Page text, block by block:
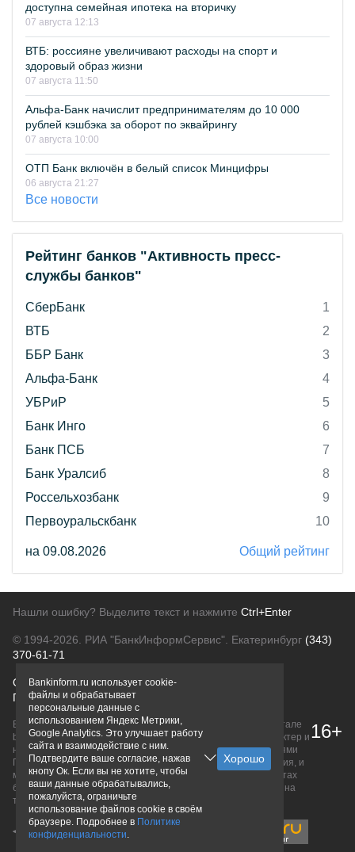
доступна семейная ипотека на вторичку
07 августа 12:13
ВТБ: россияне увеличивают расходы на спорт и
здоровый образ жизни
07 августа 11:50
Альфа-Банк начислит предпринимателям до 10 000
рублей кэшбэка за оборот по эквайрингу
07 августа 10:00
ОТП Банк включён в белый список Минцифры
06 августа 21:27
Все новости
Рейтинг банков "Активность пресс-
службы банков"
СберБанк
1
ВТБ
2
ББР Банк
3
Альфа-Банк
4
УБРиР
5
Банк Инго
6
Банк ПСБ
7
Банк Уралсиб
8
Россельхозбанк
9
Первоуральскбанк
10
на 09.08.2026 Общий рейтинг
Нашли ошибку? Выделите текст и нажмите Ctrl+Enter
© 1994-2026. РИА "БанкИнформСервис". Екатеринбург (343)
370-61-71
О проектеПолитика конфиденциальности
Правовая информацияДля рекламодателей
Вся информация о продуктах банков, размещенная на портале
bankinform.ru, носит исключительно ознакомительный характер и
не является публичной офертой, определяемой положениями
ГК РФ. Информация не содержит точного и полного описания, и
может быть изменена. Конечные условия уточняйте на сайтах
банков или при личном обращении. Исключительное право на
товарные знаки принадлежит их правообладателям.
16+
Bankinform.ru использует cookie-
файлы и обрабатывает
персональные данные с
использованием Яндекс Метрики,
Google Analytics. Это улучшает работу
сайта и взаимодействие с ним.
Подтвердите ваше согласие, нажав
кнопу Ок. Если вы не хотите, чтобы
ваши данные обрабатывались,
пожалуйста, ограничьте
использование файлов cookie в своём
браузере. Подробнее в Политике
конфиденциальности.